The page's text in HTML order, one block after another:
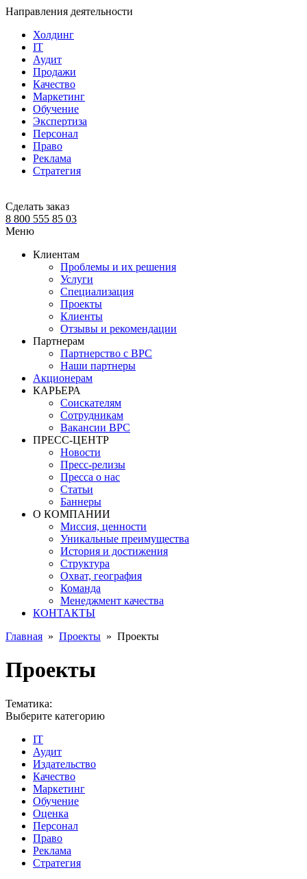
Направления деятельности
Холдинг
IT
Аудит
Продажи
Качество
Маркетинг
Обучение
Экспертиза
Персонал
Право
Реклама
Стратегия
Сделать заказ
8 800 555 85 03
Меню
Клиентам
Проблемы и их решения
Услуги
Специализация
Проекты
Клиенты
Отзывы и рекомендации
Партнерам
Партнерство с BPC
Наши партнеры
Акционерам
КАРЬЕРА
Соискателям
Сотрудникам
Вакансии BPC
ПРЕСС-ЦЕНТР
Новости
Пресс-релизы
Пресса о нас
Статьи
Баннеры
О КОМПАНИИ
Миссия, ценности
Уникальные преимущества
История и достижения
Структура
Охват, география
Команда
Менеджмент качества
КОНТАКТЫ
Главная » Проекты » Проекты
Проекты
Тематика:
Выберите категорию
IT
Аудит
Издательство
Качество
Маркетинг
Обучение
Оценка
Персонал
Право
Реклама
Стратегия